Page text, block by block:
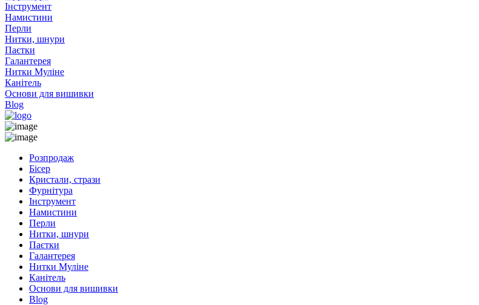
Інструмент
Намистини
Перли
Нитки, шнури
Паєтки
Галантерея
Нитки Муліне
Канітель
Основи для вишивки
Blog
Розпродаж
Бісер
Кристали, стрази
Фурнітура
Інструмент
Намистини
Перли
Нитки, шнури
Паєтки
Галантерея
Нитки Муліне
Канітель
Основи для вишивки
Blog